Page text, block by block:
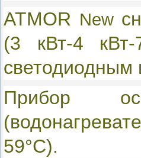
ATMOR New
(3 кВт-4
светодиодным
Прибор
59°С).